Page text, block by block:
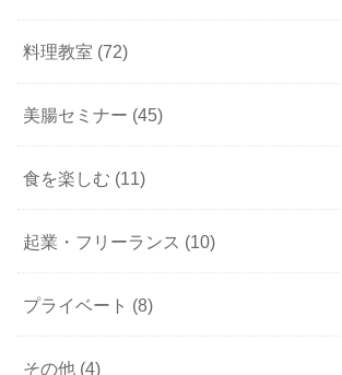
料理教室 (72)
美腸セミナー (45)
食を楽しむ (11)
起業・フリーランス (10)
プライベート (8)
その他 (4)